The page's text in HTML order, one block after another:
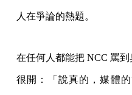
人在爭論的熱題。
在任何人都能把 NCC 罵
很開：「說真的，媒體